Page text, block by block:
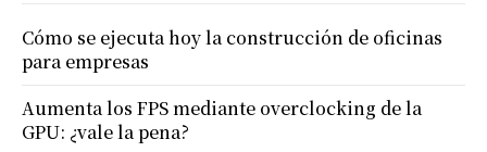
Cómo se ejecuta hoy la construcción de oficinas
para empresas
Aumenta los FPS mediante overclocking de la
GPU: ¿vale la pena?